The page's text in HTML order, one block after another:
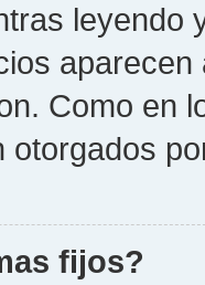
leyendo
Como en
otorgados
fijos?